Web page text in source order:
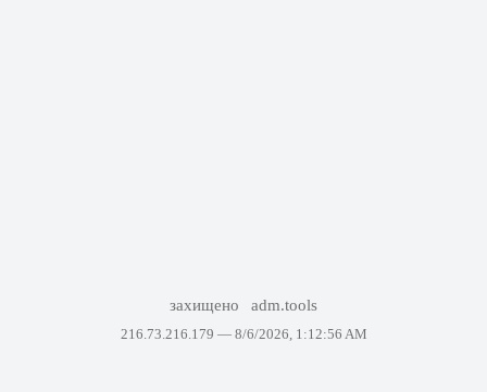
захищено adm.tools
216.73.216.179 — 8/6/2026, 1:12:56 AM